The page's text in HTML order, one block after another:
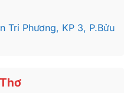
Tri Phương, KP 3, P.Bửu